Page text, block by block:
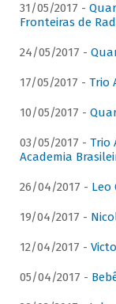
31/05/2017 -
Fronteiras de
24/05/2017 -
17/05/2017 - Trio
10/05/2017 -
03/05/2017 - Trio
Academia
26/04/2017 - Leo
19/04/2017 -
12/04/2017 -
05/04/2017 -